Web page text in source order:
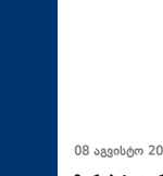
08 აგვისტო